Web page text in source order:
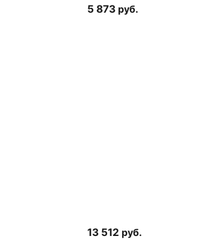
5 873 руб.
13 512 руб.